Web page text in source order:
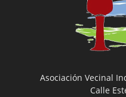
Asociación Vecinal
Calle